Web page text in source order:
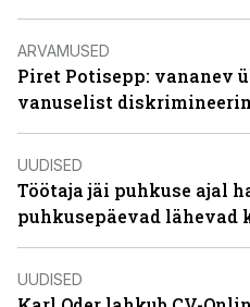
ARVAMUSED
Piret Potisepp: vananev
vanuselist
UUDISED
Töötaja jäi puhkuse ajal
puhkusepäevad lähevad
UUDISED